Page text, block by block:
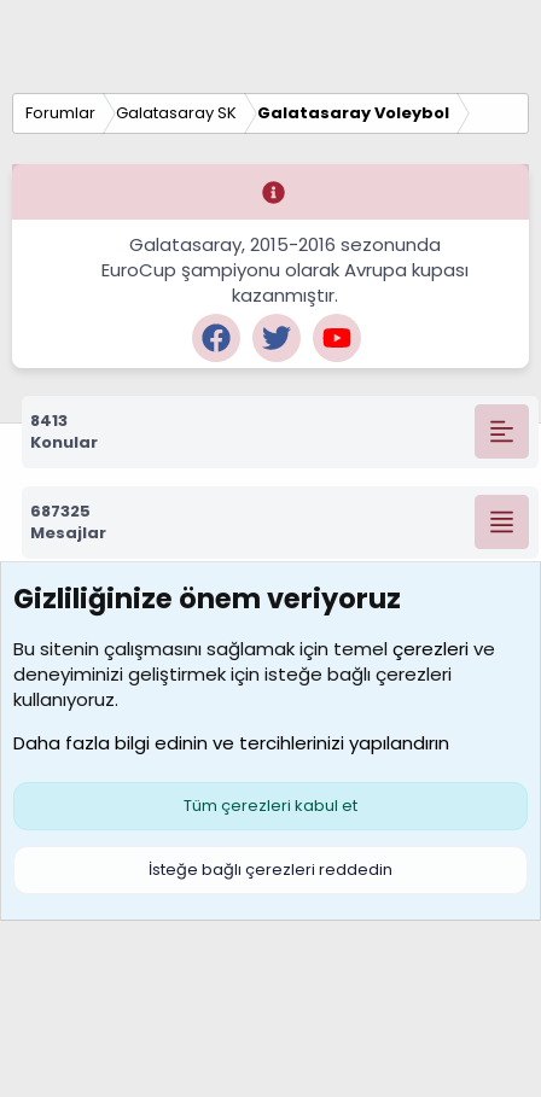
Forumlar Galatasaray SK Galatasaray Voleybol
Galatasaray, 2015-2016 sezonunda
EuroCup şampiyonu olarak Avrupa kupası
kazanmıştır.
8413
Konular
687325
Mesajlar
7390
Kullanıcılar
MosesBrownHayranı
Son üye
Çerezler
S
Gizliliğinize önem veriyoruz
Bu sitenin çalışmasını sağlamak için temelçerezlerive
deneyiminizi geliştirmek için isteğe bağlı çerezleri
kullanıyoruz.
Daha fazla bilgi edinin ve tercihlerinizi yapılandırın
Tüm çerezleri kabul et
İsteğe bağlı çerezleri reddedin